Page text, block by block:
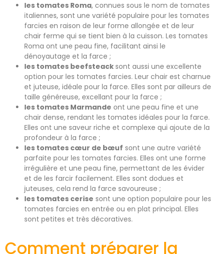
les tomates Roma, connues sous le nom de tomates
italiennes, sont une variété populaire pour les tomates
farcies en raison de leur forme allongée et de leur
chair ferme qui se tient bien à la cuisson. Les tomates
Roma ont une peau fine, facilitant ainsi le
dénoyautage et la farce ;
les tomates beefsteacksont aussi une excellente
option pour les tomates farcies. Leur chair est charnue
et juteuse, idéale pour la farce. Elles sont par ailleurs de
taille généreuse, excellant pour la farce ;
les tomates Marmande ont une peau fine et une
chair dense, rendant les tomates idéales pour la farce.
Elles ont une saveur riche et complexe qui ajoute de la
profondeur à la farce ;
les tomates cœur de bœuf sont une autre variété
parfaite pour les tomates farcies. Elles ont une forme
irrégulière et une peau fine, permettant de les évider
et de les farcir facilement. Elles sont dodues et
juteuses, cela rend la farce savoureuse ;
les tomates cerise sont une option populaire pour les
tomates farcies en entrée ou en plat principal. Elles
sont petites et très décoratives.
Comment préparer la